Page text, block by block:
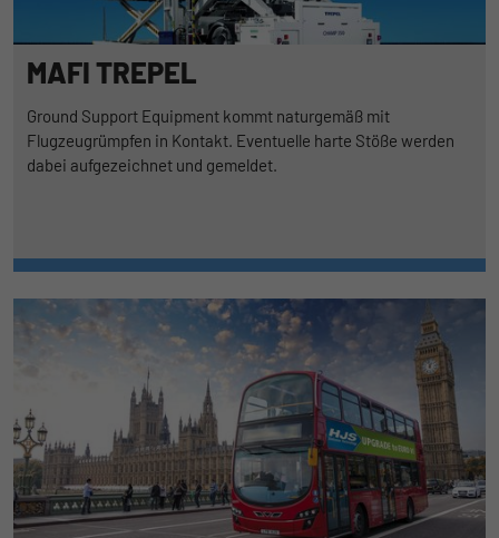
MAFI TREPEL
Ground Support Equipment kommt naturgemäß mit
Flugzeugrümpfen in Kontakt. Eventuelle harte Stöße werden
dabei aufgezeichnet und gemeldet.